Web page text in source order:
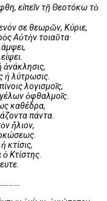
εἰπεῖν τῇ Θεοτόκω τὸ
σε θεωρῶν, Κύριε,
Αὐτὴν τοιαῦτα·
ἀνάκλησις,
ἡ λύτρωσις.
λογισμοῖς,
ὀφθαλμοῖς.
καθέδρα,
πάντα.
ἥλιον,
κτίσις,
ὁ Κτίστης.